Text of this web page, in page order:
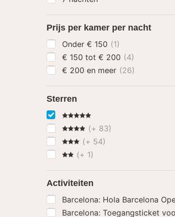
Prijs per kamer per nacht
Onder € 150 (1)
€ 150 tot € 200 (4)
€ 200 en meer (26)
Sterren
5 Sterren
4 Sterren(+ 83)
3 Sterren
(+ 54)
2 Sterren
(+ 1)
Activiteiten
Barcelona: Hola Barcelona
Barcelona: Toegangsticket